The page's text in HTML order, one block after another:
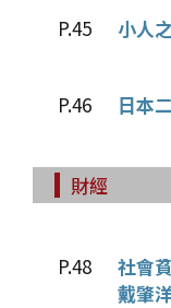
P.45 小人
P.46 日本
財經
P.48
社會
戴肇